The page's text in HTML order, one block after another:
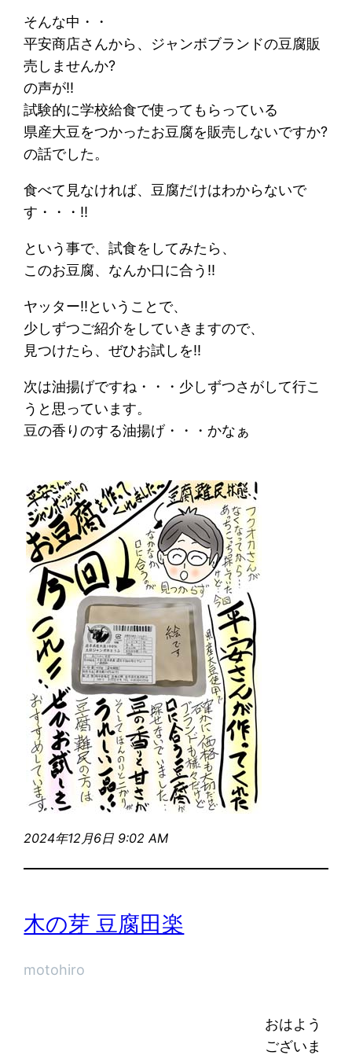
そんな中・・
平安商店さんから、ジャンボブランドの豆腐販
売しませんか?
の声が!!
試験的に学校給食で使ってもらっている
県産大豆をつかったお豆腐を販売しないですか?
の話でした。
食べて見なければ、豆腐だけはわからないで
す・・・!!
という事で、試食をしてみたら、
このお豆腐、なんか口に合う!!
ヤッター!!ということで、
少しずつご紹介をしていきますので、
見つけたら、ぜひお試しを!!
次は油揚げですね・・・少しずつさがして行こ
うと思っています。
豆の香りのする油揚げ・・・かなぁ
2024年12月6日 9:02 AM
木の芽 豆腐田楽
motohiro
おはよう
ございま